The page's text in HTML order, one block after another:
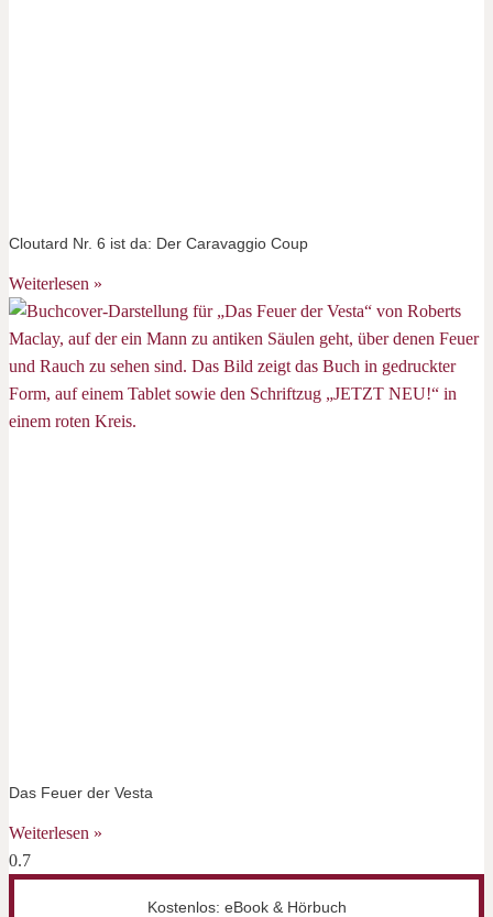
Cloutard Nr. 6 ist da: Der Caravaggio Coup
Weiterlesen »
Das Feuer der Vesta
Weiterlesen »
Kostenlos: eBook & Hörbuch